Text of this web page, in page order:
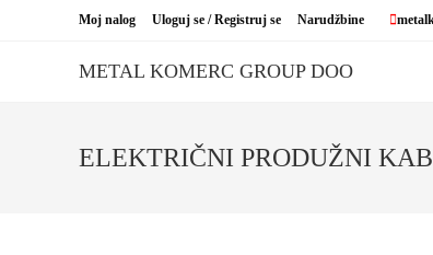
Moj nalog Uloguj se / Registruj se Narudžbine
METAL KOMERC GROUP DOO
ELEKTRIČNI PRODUŽNI